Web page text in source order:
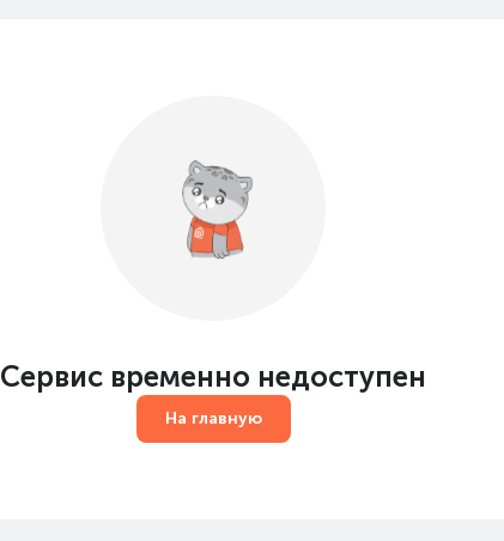
Сервис временно недоступен
На главную